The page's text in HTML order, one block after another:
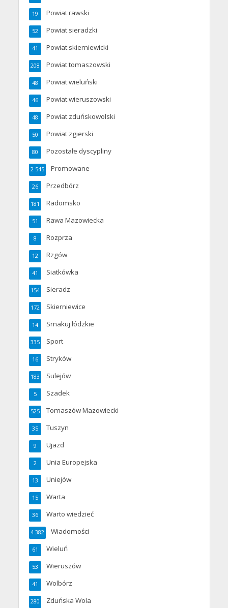
Powiat rawski
19
Powiat sieradzki
52
Powiat skierniewicki
41
Powiat tomaszowski
208
Powiat wieluński
48
Powiat wieruszowski
46
Powiat zduńskowolski
48
Powiat zgierski
50
Pozostałe dyscypliny
80
Promowane
2 545
Przedbórz
26
Radomsko
181
Rawa Mazowiecka
51
Rozprza
8
Rzgów
12
Siatkówka
41
Sieradz
154
Skierniewice
172
Smakuj łódzkie
14
Sport
335
Stryków
16
Sulejów
183
Szadek
5
Tomaszów Mazowiecki
525
Tuszyn
35
Ujazd
9
Unia Europejska
2
Uniejów
13
Warta
15
Warto wiedzieć
36
Wiadomości
4 382
Wieluń
61
Wieruszów
53
Wolbórz
41
Zduńska Wola
280